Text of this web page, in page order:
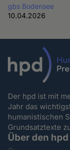
gbs Bodensee
10.04.2026
Der hpd ist mit
Jahr das
humanistischen
Grundsatztexte
Über den hpd